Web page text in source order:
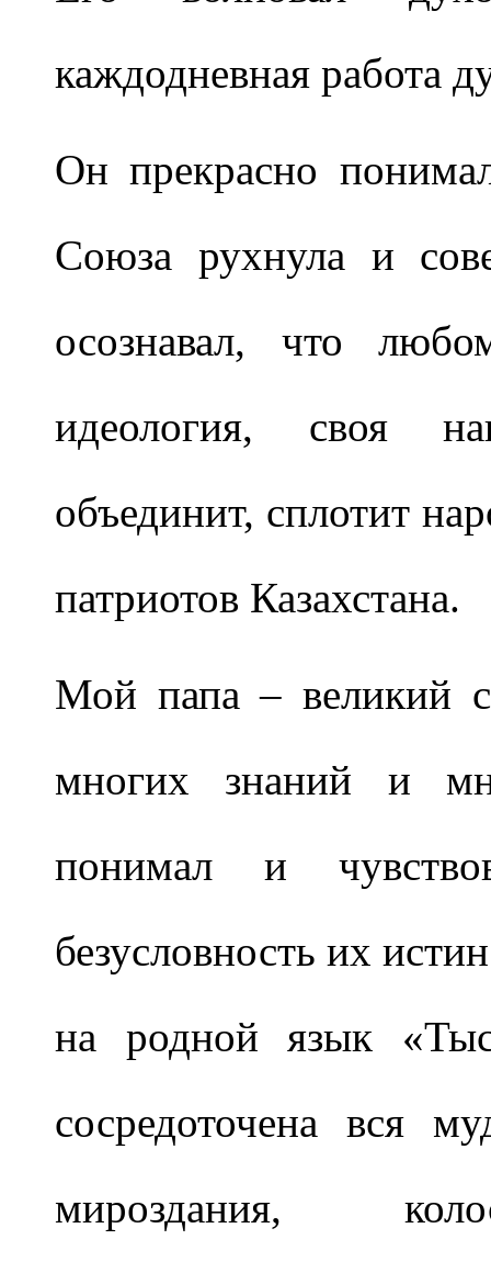
каждодневная работа
Он прекрасно
Союза рухнула и
осознавал, что
идеология, своя
объединит, сплотит
патриотов Казахстана.
Мой папа – великий
многих знаний и
понимал и
безусловность их
на родной язык
сосредоточена вся
мироздания,